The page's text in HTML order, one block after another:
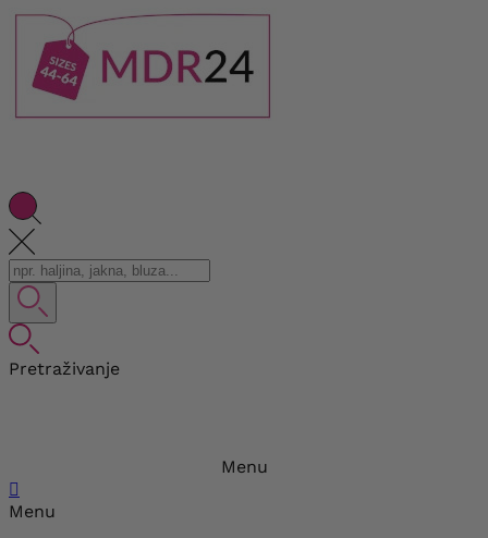
Pretraživanje
Menu

Menu